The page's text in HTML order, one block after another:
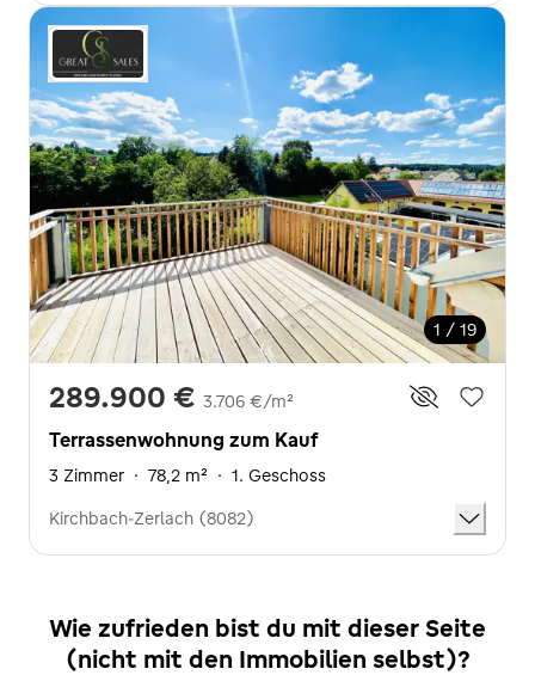
1 / 19
289.900 € 3.706 €/m²
Terrassenwohnung zum Kauf
3 Zimmer · 78,2 m² · 1. Geschoss
Kirchbach-Zerlach (8082)
Wie zufrieden bist du mit dieser Seite
(nicht mit den Immobilien selbst)?